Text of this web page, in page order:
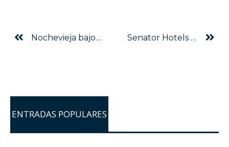
Nochevieja bajo las estrellas en Senator Marbella Spa Hotel Senator Hotels & Resorts: el mejor regalo
ENTRADAS POPULARES